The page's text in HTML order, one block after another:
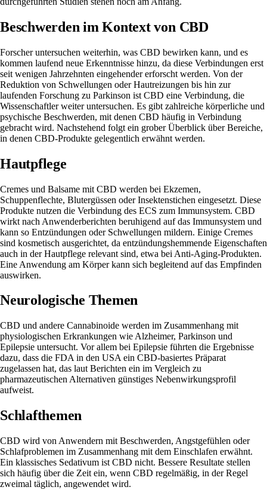
Beschwerden im Kontext von CBD
Forscher untersuchen weiterhin, was CBD bewirken kann, und es
kommen laufend neue Erkenntnisse hinzu, da diese Verbindungen erst
seit wenigen Jahrzehnten eingehender erforscht werden. Von der
Reduktion von Schwellungen oder Hautreizungen bis hin zur
laufenden Forschung zu Parkinson ist CBD eine Verbindung, die
Wissenschaftler weiter untersuchen. Es gibt zahlreiche körperliche und
psychische Beschwerden, mit denen CBD häufig in Verbindung
gebracht wird. Nachstehend folgt ein grober Überblick über Bereiche,
in denen CBD-Produkte gelegentlich erwähnt werden.
Hautpflege
Cremes und Balsame mit CBD werden bei Ekzemen,
Schuppenflechte, Blutergüssen oder Insektenstichen eingesetzt. Diese
Produkte nutzen die Verbindung des ECS zum Immunsystem. CBD
wirkt nach Anwenderberichten beruhigend auf das Immunsystem und
kann so Entzündungen oder Schwellungen mildern. Einige Cremes
sind kosmetisch ausgerichtet, da entzündungshemmende Eigenschaften
auch in der Hautpflege relevant sind, etwa bei Anti-Aging-Produkten.
Eine Anwendung am Körper kann sich begleitend auf das Empfinden
auswirken.
Neurologische Themen
CBD und andere Cannabinoide werden im Zusammenhang mit
physiologischen Erkrankungen wie Alzheimer, Parkinson und
Epilepsie untersucht. Vor allem bei Epilepsie führten die Ergebnisse
dazu, dass die FDA in den USA ein CBD-basiertes Präparat
zugelassen hat, das laut Berichten ein im Vergleich zu
pharmazeutischen Alternativen günstiges Nebenwirkungsprofil
aufweist.
Schlafthemen
CBD wird von Anwendern mit Beschwerden, Angstgefühlen oder
Schlafproblemen im Zusammenhang mit dem Einschlafen erwähnt.
Ein klassisches Sedativum ist CBD nicht. Bessere Resultate stellen
sich häufig über die Zeit ein, wenn CBD regelmäßig, in der Regel
zweimal täglich, angewendet wird.